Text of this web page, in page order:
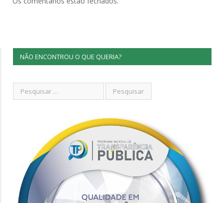
NÃO ENCONTROU O QUE QUERIA?